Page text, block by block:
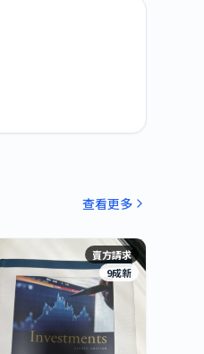
查看更多
賣方請求
9成新